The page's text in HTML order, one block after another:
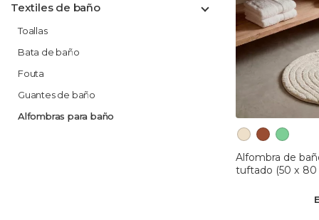
Textiles de baño
Toallas
Bata de baño
Fouta
Guantes de baño
Alfombras para baño
Alfombra de
tuftado (50 x